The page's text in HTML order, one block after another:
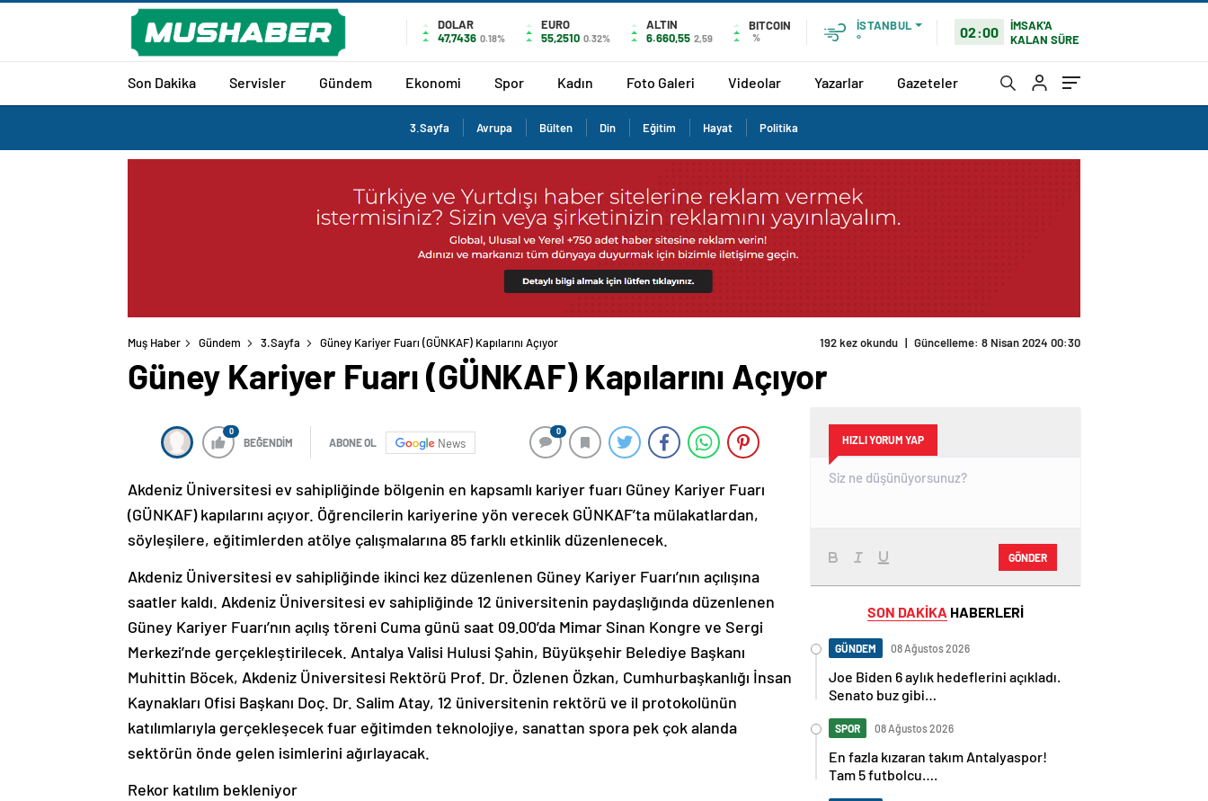
DOLAR
47,7436 0.18%
EURO
55,2510 0.32%
ALTIN
6.660,55 2,59
BITCOIN
%
İSTANBUL
°
02:00
İMSAK'A
KALAN SÜRE
Son Dakika Servisler Gündem Ekonomi Spor Kadın Foto Galeri Videolar Yazarlar Gazeteler
3.Sayfa Avrupa Bülten Din Eğitim Hayat Politika
Muş Haber Gündem 3.Sayfa Güney Kariyer Fuarı (GÜNKAF) Kapılarını Açıyor 192 kez okundu | Güncelleme: 8 Nisan 2024 00:30
Güney Kariyer Fuarı (GÜNKAF) Kapılarını Açıyor
0
BEĞENDİM ABONE OL News
0
Akdeniz Üniversitesi ev sahipliğinde bölgenin en kapsamlı kariyer fuarı Güney Kariyer Fuarı
(GÜNKAF) kapılarını açıyor. Öğrencilerin kariyerine yön verecek GÜNKAF’ta mülakatlardan,
söyleşilere, eğitimlerden atölye çalışmalarına 85 farklı etkinlik düzenlenecek.
Akdeniz Üniversitesi ev sahipliğinde ikinci kez düzenlenen Güney Kariyer Fuarı’nın açılışına
saatler kaldı. Akdeniz Üniversitesi ev sahipliğinde 12 üniversitenin paydaşlığında düzenlenen
Güney Kariyer Fuarı’nın açılış töreni Cuma günü saat 09.00’da Mimar Sinan Kongre ve Sergi
Merkezi’nde gerçekleştirilecek. Antalya Valisi Hulusi Şahin, Büyükşehir Belediye Başkanı
Muhittin Böcek, Akdeniz Üniversitesi Rektörü Prof. Dr. Özlenen Özkan, Cumhurbaşkanlığı İnsan
Kaynakları Ofisi Başkanı Doç. Dr. Salim Atay, 12 üniversitenin rektörü ve il protokolünün
katılımlarıyla gerçekleşecek fuar eğitimden teknolojiye, sanattan spora pek çok alanda
sektörün önde gelen isimlerini ağırlayacak.
Rekor katılım bekleniyor
HIZLI YORUM YAP
GÖNDER
SON DAKİKA HABERLERİ
GÜNDEM 08 Ağustos 2026
Joe Biden 6 aylık hedeflerini açıkladı.
Senato buz gibi…
SPOR 08 Ağustos 2026
En fazla kızaran takım Antalyaspor!
Tam 5 futbolcu….